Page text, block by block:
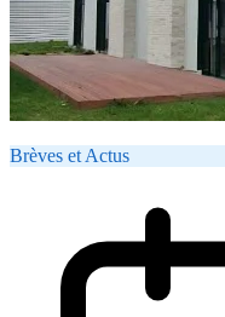
Brèves et Actus